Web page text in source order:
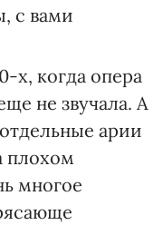
с вами
х, когда опера
не звучала. А
арии
плохом
многое